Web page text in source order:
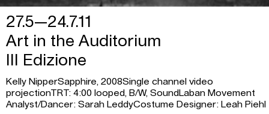
27.5—24.7.11
Art in the Auditorium
III Edizione
Kelly NipperSapphire, 2008Single channel video
projectionTRT: 4:00 looped, B/W, SoundLaban Movement
Analyst/Dancer: Sarah LeddyCostume Designer: Leah Piehl